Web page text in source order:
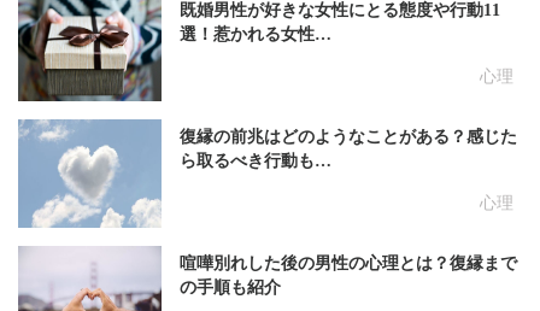
心理
既婚男性が好きな女性にとる態度や行動11
選！惹かれる女性…
心理
復縁の前兆はどのようなことがある？感じた
ら取るべき行動も…
喧嘩別れした後の男性の心理とは？復縁まで
の手順も紹介